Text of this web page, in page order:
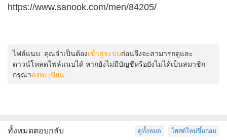
https://www.sanook.com/men/84205/
ไฟล์แนบ: คุณจำเป็นต้องเข้าสู่ระบบก่อนจึงจะสามารถดูและ
ดาวน์โหลดไฟล์แนบได้ หากยังไม่มีบัญชีหรือยังไม่ได้เป็นสมาชิก
กรุณาลงทะเบียน
โพสต์ใหม่ขึ้นก่อน
ดูทั้งหมด
ทั้งหมดตอบกลับ